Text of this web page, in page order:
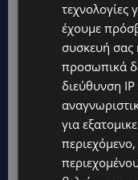
τεχνολογίες
έχουμε
συσκευή σας
προσωπικά
διεύθυνση
για